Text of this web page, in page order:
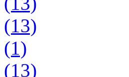
(13)
(1)
(13)